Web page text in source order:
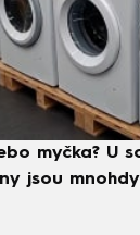
myčka? U
jsou